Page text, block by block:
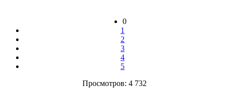
0
1
2
3
4
5
Просмотров: 4 732